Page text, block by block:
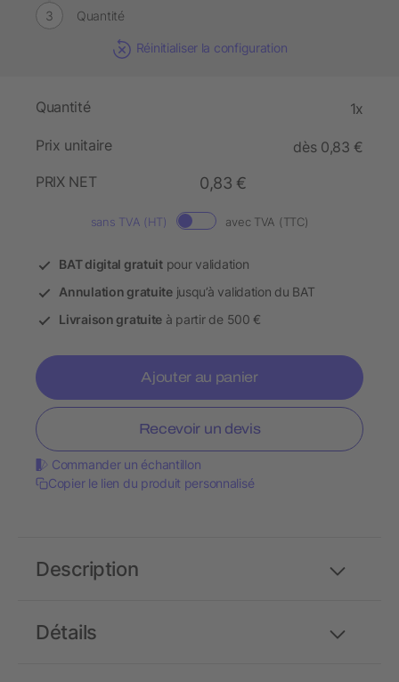
Quantité
Réinitialiser la configuration
Quantité 1x
Prix unitaire
dès 0,83 €
PRIX NET
0,83 €
sans TVA (HT) avec TVA (TTC)
BAT digital gratuitpour validation
Annulation gratuitejusqu’à validation du BAT
Livraison gratuite à partir de 500 €
Ajouter au panier
Recevoir un devis
Commander un échantillon
Copier le lien du produit personnalisé
Détails
Description